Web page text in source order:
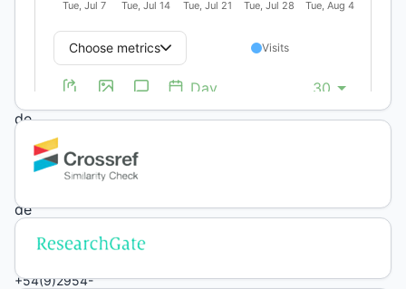
Viviana
Jorgelina
Nacional
de
Pampa
de
Agronomía
+54(9)2954-